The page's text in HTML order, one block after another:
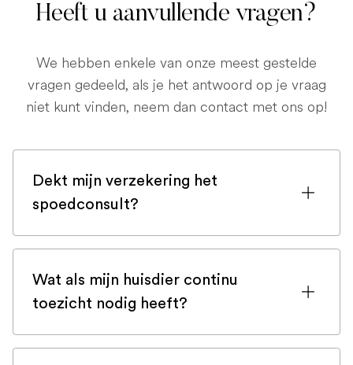
Heeft u aanvullende vragen?
We hebben enkele van onze meest gestelde
vragen gedeeld, als je het antwoord op je vraag
niet kunt vinden, neem dan contact met ons op!
Dekt mijn verzekering het
spoedconsult?
Als u bent ingeschreven bij een
dat een spoedconsult wordt gedekt.
Maar controleer voor de zekerheid uw
polis of neem bij twijfel contact op met
Wat als mijn huisdier continu
toezicht nodig heeft?
In zeldzame gevallen vereisen sommige